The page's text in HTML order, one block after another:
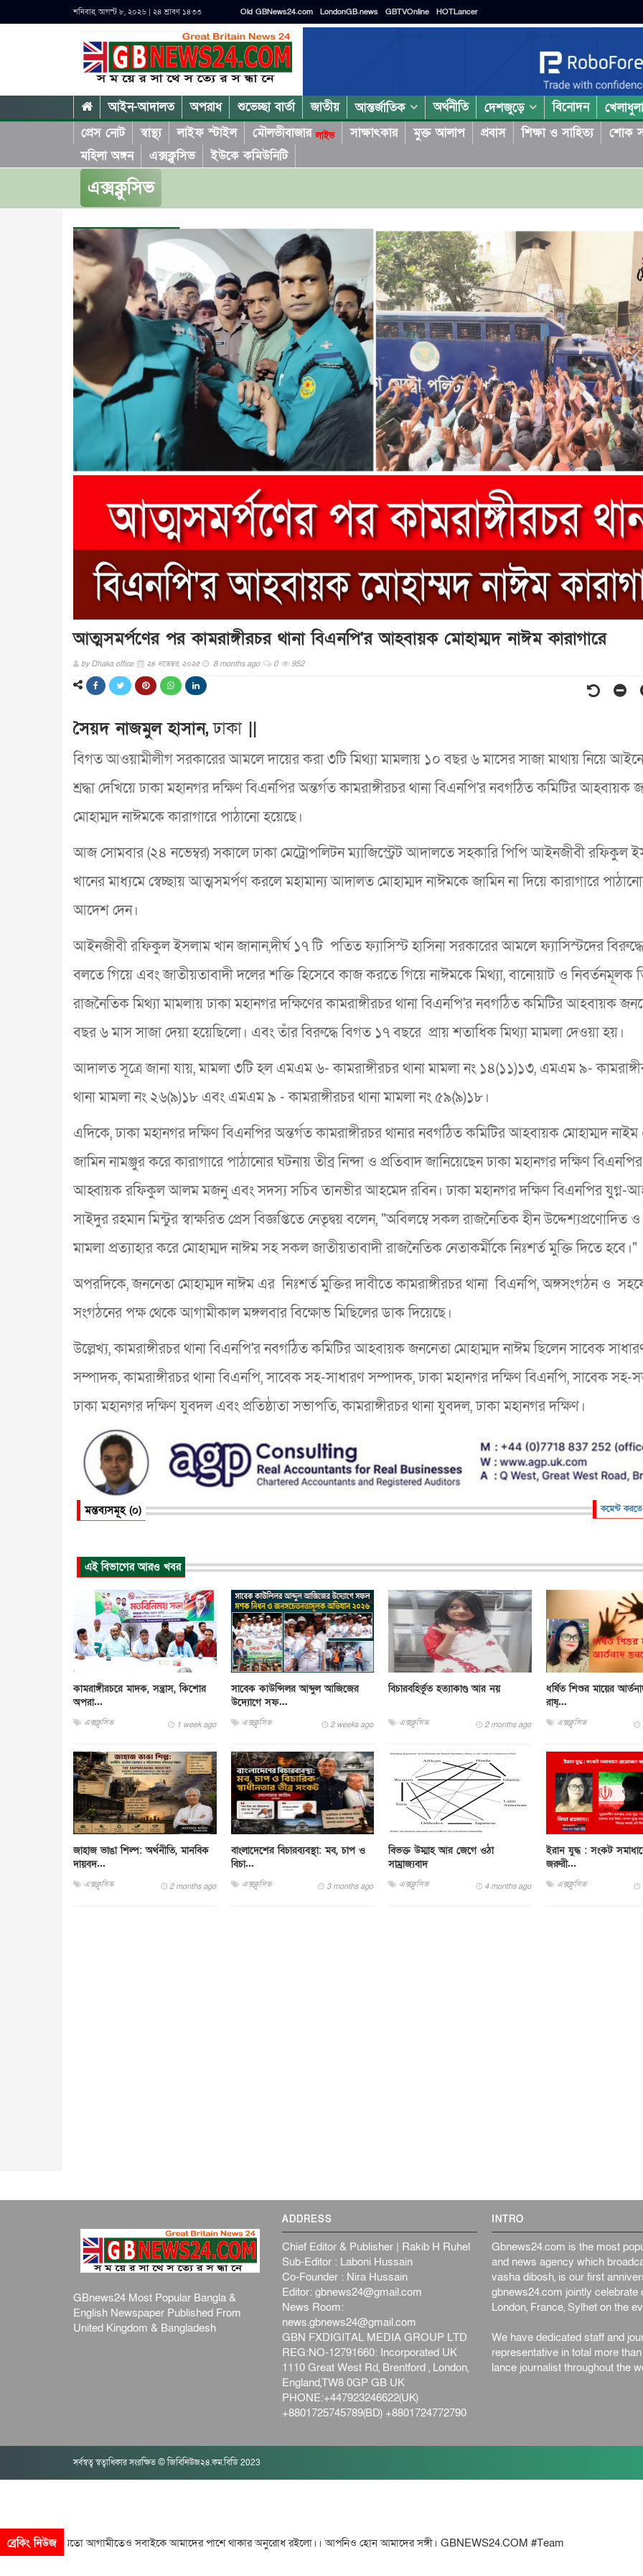
শনিবার, আগস্ট ৮, ২০২৬ | ২৪ শ্রাবণ ১৪৩৩ Old GBNews24.com LondonGB.news GBTVOnline HOTLancer
আইন-আদালত অপরাধ শুভেচ্ছা বার্তা জাতীয় আন্তর্জাতিক অর্থনীতি দেশজুড়ে বিনোদন
প্রেস নোট
স্বাস্থ্য লাইফ স্টাইল মৌলভীবাজারলাইভ সাক্ষাৎকার মুক্ত আলাপ প্রবাস শিক্ষা ও সাহিত্য শোক
মহিলা অঙ্গন
এক্সক্লুসিভ ইউকে কমিউনিটি
এক্সক্লুসিভ
আত্মসমর্পণের পর কামরাঙ্গীরচর থানা বিএনপি'র আহবায়ক মোহাম্মদ নাঈম কারাগারে
byDhaka office ২৪ নভেম্বর, ২০২৫ 8 months ago 0 952
সৈয়দ নাজমুল হাসান,ঢাকা||
বিগত আওয়ামীলীগ সরকারের আমলে দায়ের করা ৩টি মিথ্যা মামলায় ১০ বছর ৬ মাসের সাজা মাথায় নিয়ে
শ্রদ্ধা দেখিয়ে ঢাকা মহানগর দক্ষিণ বিএনপির অন্তর্গত কামরাঙ্গীরচর থানা বিএনপি'র নবগঠিত কমিটির আহবায়ক
মোহাম্মদ নাঈমকে কারাগারে পাঠানো হয়েছে।
আজ সোমবার (২৪ নভেম্বর) সকালে ঢাকা মেট্রোপলিটন ম্যাজিস্ট্রেট আদালতে সহকারি পিপি আইনজীবী রফিকুল
খানের মাধ্যমে স্বেচ্ছায় আত্মসমর্পণ করলে মহামান্য আদালত মোহাম্মদ নাঈমকে জামিন না দিয়ে কারাগারে
আদেশ দেন।
আইনজীবী রফিকুল ইসলাম খান জানান,দীর্ঘ ১৭ টি পতিত ফ্যাসিস্ট হাসিনা সরকারের আমলে ফ্যাসিস্টদের
বলতে গিয়ে এবং জাতীয়তাবাদী দলের শক্তি হিসেবে কাজ করতে গিয়ে নাঈমকে মিথ্যা, বানোয়াট ও নিবর্তনমূলক
রাজনৈতিক মিথ্যা মামলায় ঢাকা মহানগর দক্ষিণের কামরাঙ্গীরচর থানা বিএনপি'র নবগঠিত কমিটির আহবায়ক
বছর ৬ মাস সাজা দেয়া হয়েছিলো। এবং তাঁর বিরুদ্ধে বিগত ১৭ বছরে প্রায় শতাধিক মিথ্যা মামলা দেওয়া হয়।
আদালত সূত্রে জানা যায়, মামলা ৩টি হল এমএম ৬- কামরাঙ্গীরচর থানা মামলা নং ১৪(১১)১৩, এমএম ৯-
থানা মামলা নং ২৬(৯)১৮ এবং এমএম ৯ - কামরাঙ্গীরচর থানা মামলা নং ৫৯(৯)১৮।
এদিকে, ঢাকা মহানগর দক্ষিণ বিএনপির অন্তর্গত কামরাঙ্গীরচর থানার নবগঠিত কমিটির আহবায়ক মোহাম্মদ
জামিন নামঞ্জুর করে কারাগারে পাঠানোর ঘটনায় তীব্র নিন্দা ও প্রতিবাদ জানিয়েছেন ঢাকা মহানগর দক্ষিণ বিএনপির
আহ্বায়ক রফিকুল আলম মজনু এবং সদস্য সচিব তানভীর আহমেদ রবিন। ঢাকা মহানগর দক্ষিণ বিএনপির যুগ্ন-
সাইদুর রহমান মিন্টুর স্বাক্ষরিত প্রেস বিজ্ঞপ্তিতে নেতৃদ্বয় বলেন, "অবিলম্বে সকল রাজনৈতিক হীন উদ্দেশ্যপ্রণোদিত ও
মামলা প্রত্যাহার করে মোহাম্মদ নাঈম সহ সকল জাতীয়তাবাদী রাজনৈতিক নেতাকর্মীকে নিঃশর্ত মুক্তি দিতে হবে।"
অপরদিকে, জননেতা মোহাম্মদ নাঈম এর নিঃশর্ত মুক্তির দাবীতে কামরাঙ্গীরচর থানা বিএনপি, অঙ্গসংগঠন ও
সংগঠনের পক্ষ থেকে আগামীকাল মঙ্গলবার বিক্ষোভ মিছিলের ডাক দিয়েছে।
উল্লেখ্য, কামরাঙ্গীরচর থানা বিএনপি'র নবগঠিত কমিটির আহবায়ক জননেতা মোহাম্মদ নাঈম ছিলেন সাবেক
সম্পাদক, কামরাঙ্গীরচর থানা বিএনপি, সাবেক সহ-সাধারণ সম্পাদক, ঢাকা মহানগর দক্ষিণ বিএনপি, সাবেক সহ-
ঢাকা মহানগর দক্ষিণ যুবদল এবং প্রতিষ্ঠাতা সভাপতি, কামরাঙ্গীরচর থানা যুবদল, ঢাকা মহানগর দক্ষিণ।
মন্তব্যসমূহ (০) কমেন্ট
এই বিভাগের আরও খবর
কামরাঙ্গীরচরে মাদক, সন্ত্রাস, কিশোর
অপরা...
এক্সক্লুসিভ 1 week ago
সাবেক কাউন্সিলর আব্দুল আজিজের
উদ্যোগে সফ...
এক্সক্লুসিভ 2 weeks ago
বিচারবহির্ভূত হত্যাকাণ্ড আর নয়
এক্সক্লুসিভ 2 months ago
ধর্ষিত শিশুর মায়ের
রাষ্...
এক্সক্লুসিভ
জাহাজ ভাঙা শিল্প: অর্থনীতি, মানবিক
দায়বদ...
এক্সক্লুসিভ 2 months ago
বাংলাদেশের বিচারব্যবস্থা: মব, চাপ ও
বিচা...
এক্সক্লুসিভ 3 months ago
বিভক্ত উম্মাহ আর জেগে ওঠা
সাম্রাজ্যবাদ
এক্সক্লুসিভ 4 months ago
ইরান যুদ্ধ : সংকট
জরুরী...
এক্সক্লুসিভ
GBnews24 Most Popular Bangla &
English Newspaper Published From
United Kingdom & Bangladesh
ADDRESS
Chief Editor & Publisher | Rakib H Ruhel
Sub-Editor : Laboni Hussain
Co-Founder : Nira Hussain
Editor:gbnews24@gmail.com
News Room:
news.gbnews24@gmail.com
GBN FXDIGITAL MEDIA GROUP LTD
REG:NO-12791660: Incorporated UK
1110 Great West Rd, Brentford , London,
England,TW8 0GP GB UK
PHONE:+447923246622(UK)
+8801725745789(BD) +8801724772790
INTRO
Gbnews24.com is the most
and news agency which
vasha dibosh, is our first
gbnews24.com jointly
London, France, Sylhet on the
We have dedicated staff and
representative in total more
lance journalist throughout the
সর্বস্বত্ব স্বত্বাধিকার সংরক্ষিত © জিবিনিউজ২৪.কম.বিডি 2023
ব্রেকিং নিউজ
মতো আগামীতেও সবাইকে আমাদের পাশে থাকার অনুরোধ রইলো।। আপনিও হোন আমাদের সঙ্গী। GBNEWS24.COM #Team